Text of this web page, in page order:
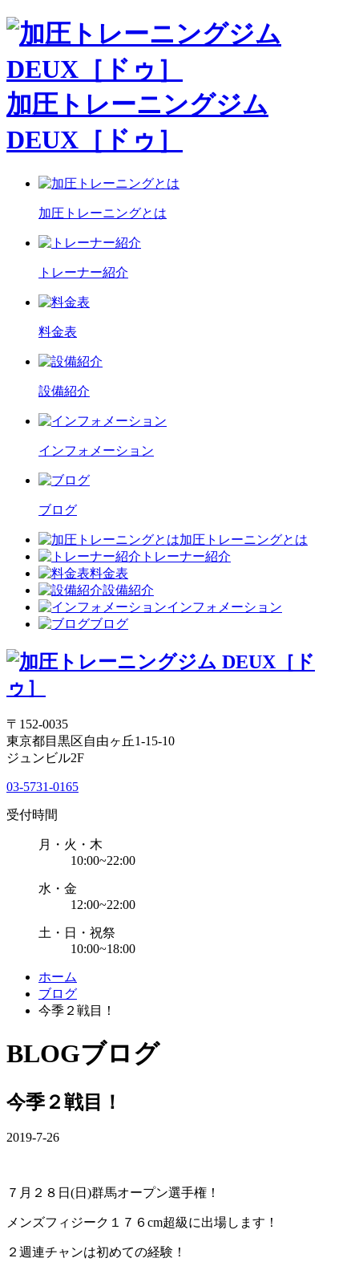
加圧トレーニングジム
DEUX［ドゥ］
加圧トレーニングとは
トレーナー紹介
料金表
設備紹介
インフォメーション
ブログ
加圧トレーニングとは
トレーナー紹介
料金表
設備紹介
インフォメーション
ブログ
〒152-0035
東京都目黒区自由ヶ丘1-15-10
ジュンビル2F
03-5731-0165
受付時間
月・火・木
10:00~22:00
水・金
12:00~22:00
土・日・祝祭
10:00~18:00
ホーム
ブログ
今季２戦目！
BLOGブログ
今季２戦目！
2019-7-26
７月２８日(日)群馬オープン選手権！
メンズフィジーク１７６cm超級に出場します！
２週連チャンは初めての経験！